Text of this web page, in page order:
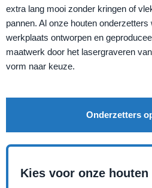
extra lang mooi zonder kringen of
pannen. Al onze houten
werkplaats ontworpen en
maatwerk door het lasergraveren
vorm naar keuze.
Onderzetters
Kies voor onze